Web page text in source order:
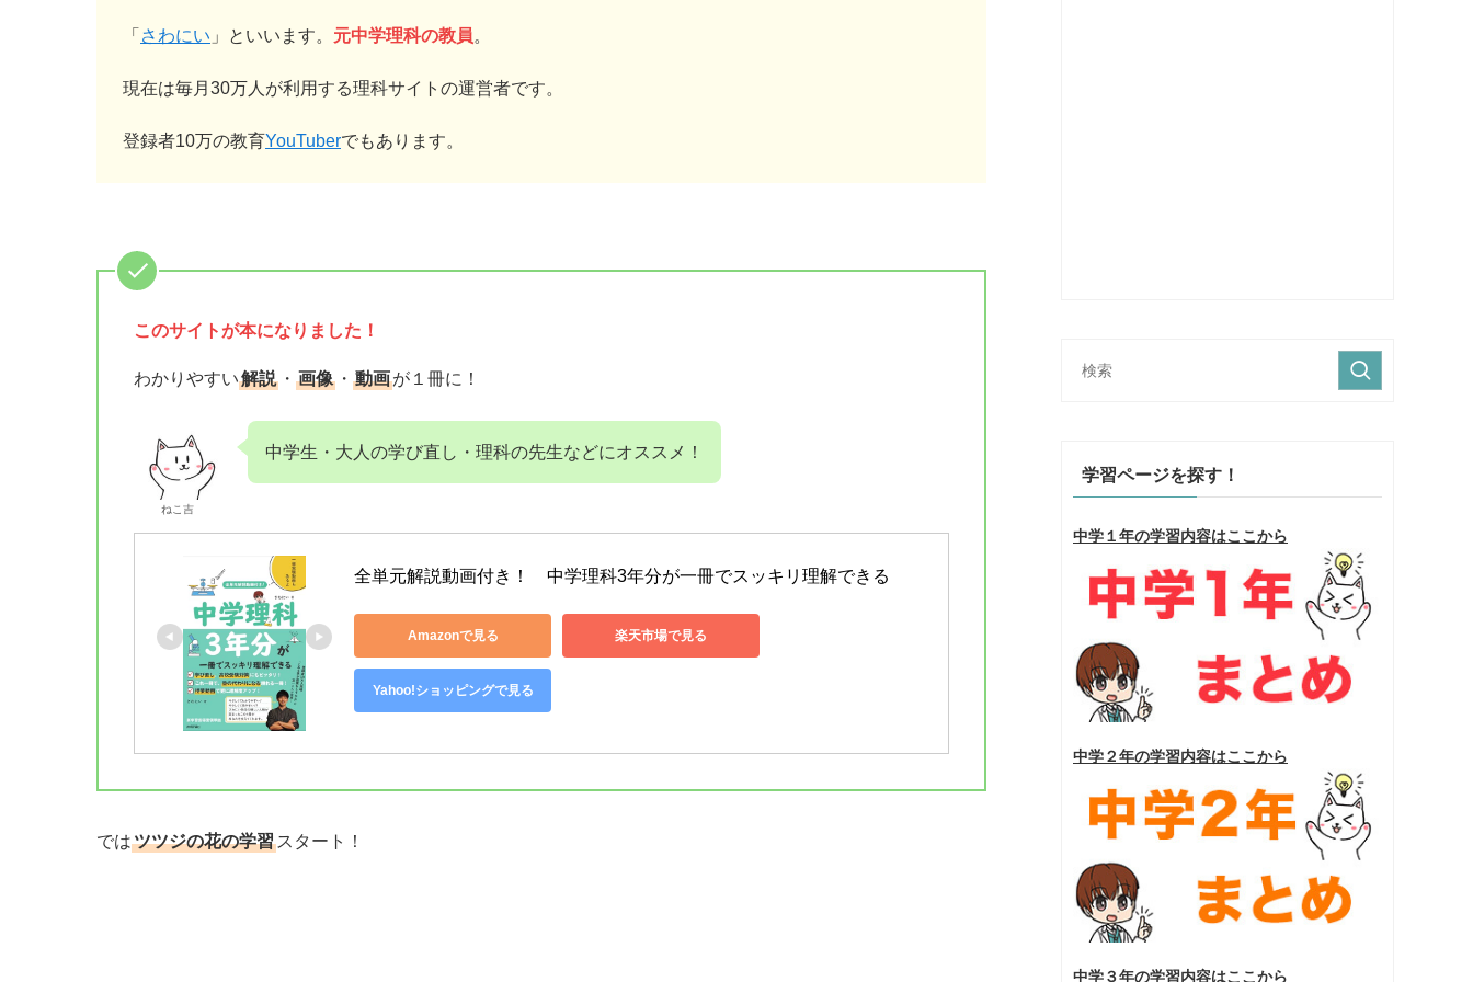
「 さわにい 」といいます。 元中学理科の教員。
現在は毎月30万人が利用する理科サイトの運営者です。
登録者10万の教育YouTuberでもあります。
このサイトが本になりました！
わかりやすい解説 ・ 画像 ・ 動画が１冊に！
ねこ吉
中学生・大人の学び直し・理科の先生などにオススメ！
全単元解説動画付き！　中学理科3年分が一冊でスッキリ理解できる
Amazonで見る 楽天市場で見る
Yahoo!ショッピングで見る
ではツツジの花の学習 スタート！
学習ページを探す！
中学１年の学習内容はここから
中学２年の学習内容はここから
中学３年の学習内容はここから